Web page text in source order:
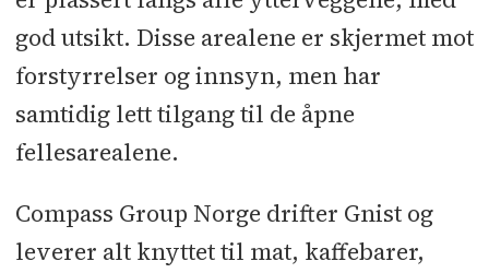
god utsikt. Disse arealene er skjermet mot
forstyrrelser og innsyn, men har
samtidig lett tilgang til de åpne
fellesarealene.
Compass Group Norge drifter Gnist og
leverer alt knyttet til mat, kaffebarer,